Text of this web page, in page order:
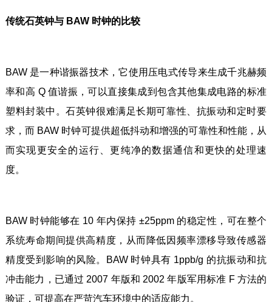
传统石英钟与 BAW 时钟的比较
BAW 是一种谐振器技术，它使用压电式传导来生成千兆赫频
率和高 Q 值谐振，可以直接集成到包含其他集成电路的标准
塑料封装中。石英钟很难满足长期可靠性、抗振动和定时要
求，而 BAW 时钟可提供超低抖动和增强的可靠性和性能，从
而实现更安全的运行、更纯净的数据通信和更快的处理速
度。
BAW 时钟能够在 10 年内保持 ±25ppm 的稳定性，可在整个
系统寿命期间提供高精度，从而降低因频率漂移导致传感器
精度受到影响的风险。BAW 时钟具有 1ppb/g 的抗振动和抗
冲击能力，已通过 2007 年版和 2002 年版军用标准 F 方法的
验证，可提高在严苛汽车环境中的适应能力。